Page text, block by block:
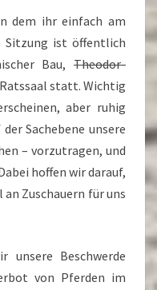
dem ihr einfach am
Sitzung ist öffentlich
Bau, Theodor-
statt. Wichtig
aber ruhig
Sachebene unsere
– vorzutragen, und
hoffen wir darauf,
Zuschauern für uns
unsere Beschwerde
von Pferden im